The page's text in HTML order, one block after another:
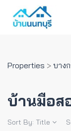
Properties > บาง
บ้านมือส
Sort By: Title